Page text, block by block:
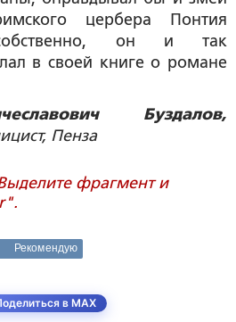
цербера Понтия
он и так
в своей книге о романе
Буздалов,
Пенза
фрагмент и
Рекомендую
в MAX